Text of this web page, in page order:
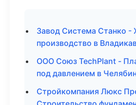
Завод Система Станко -
производство в
ООО Союз TechPlant -
под давлением в
Стройкомпания Люкс